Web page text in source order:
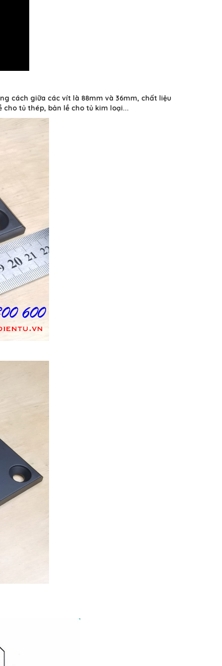
cách giữa các vít là 88mm và 36mm, chất liệu
tủ thép, bản lề cho tủ kim loại...